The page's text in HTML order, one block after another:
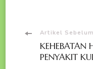
Navigasi
Artikel
Artikel
KEHEBATAN
PENYAKIT